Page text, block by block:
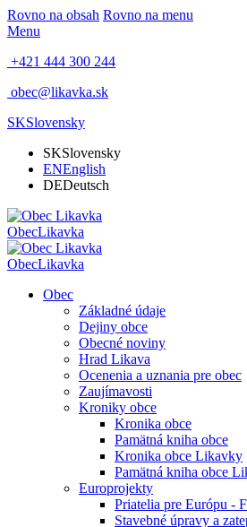
Rovno na obsah Rovno na menu
Menu
+421 444 300 244
obec@likavka.sk
SKSlovensky
SKSlovensky
ENEnglish
DEDeutsch
ObecLikavka
ObecLikavka
Obec
Základné údaje
Dejiny obce
Obecné noviny
Hrad Likava
Ocenenia a uznania pre obec
Zaujímavosti
Kroniky obce
Kronika obce
Pamätná kniha obce
Kronika obce Likavky
Pamätná kniha obce
Europrojekty
Priatelia pre Európu -
Stavebné úpravy a